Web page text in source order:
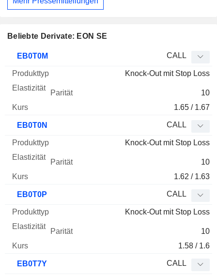
Beliebte Derivate: EON SE
WKN Typ Produkttyp Kurs
EB0T0M CALL
Knock-Out mit Stop Loss
10
1.65 / 1.67
EB0T0N CALL
Knock-Out mit Stop Loss
10
1.62 / 1.63
EB0T0P CALL
Knock-Out mit Stop Loss
10
1.58 / 1.6
EB0T7Y CALL